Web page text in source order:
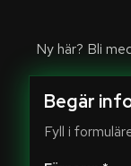
Ny här? Bli
Begär
Fyll i